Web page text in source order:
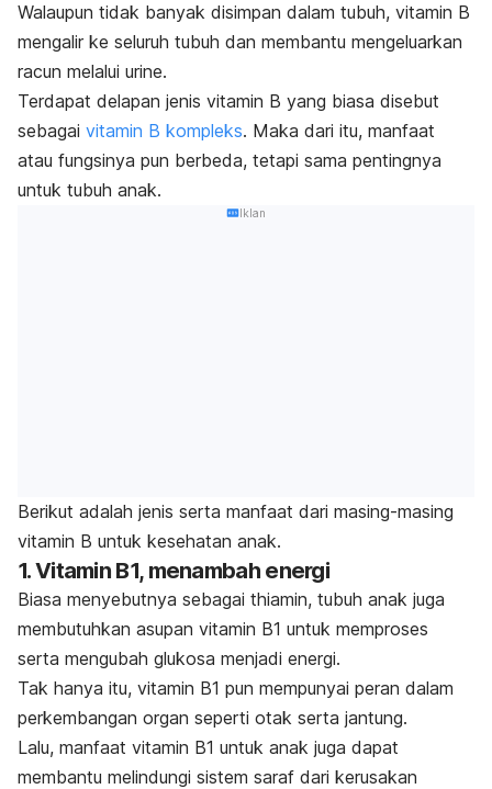
Walaupun tidak banyak disimpan dalam tubuh, vitamin B
mengalir ke seluruh tubuh dan membantu mengeluarkan
racun melalui urine.
Terdapat delapan jenis vitamin B yang biasa disebut
sebagai vitamin B kompleks. Maka dari itu, manfaat
atau fungsinya pun berbeda, tetapi sama pentingnya
untuk tubuh anak.
Iklan
Berikut adalah jenis serta manfaat dari masing-masing
vitamin B untuk kesehatan anak.
1. Vitamin B1, menambah energi
Biasa menyebutnya sebagai thiamin, tubuh anak juga
membutuhkan asupan vitamin B1 untuk memproses
serta mengubah glukosa menjadi energi.
Tak hanya itu, vitamin B1 pun mempunyai peran dalam
perkembangan organ seperti otak serta jantung.
Lalu, manfaat vitamin B1 untuk anak juga dapat
membantu melindungi sistem saraf dari kerusakan